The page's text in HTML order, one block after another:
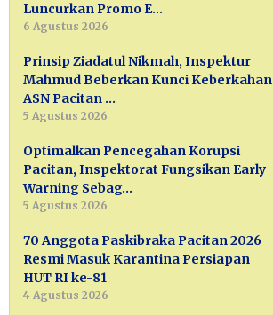
Luncurkan Promo E…
6 Agustus 2026
Prinsip Ziadatul Nikmah, Inspektur
Mahmud Beberkan Kunci Keberkahan
ASN Pacitan …
5 Agustus 2026
Optimalkan Pencegahan Korupsi
Pacitan, Inspektorat Fungsikan Early
Warning Sebag…
5 Agustus 2026
70 Anggota Paskibraka Pacitan 2026
Resmi Masuk Karantina Persiapan
HUT RI ke-81
4 Agustus 2026